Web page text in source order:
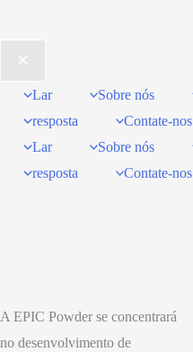
Lar Sobre nós
resposta
Contate-nos
Lar
Sobre nós
resposta
Contate-nos
A EPIC Powder se concentrará
no desenvolvimento de